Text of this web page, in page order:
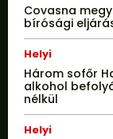
Covasna
bírósági eljárás
Helyi
Három sofőr
alkohol
nélkül
Helyi